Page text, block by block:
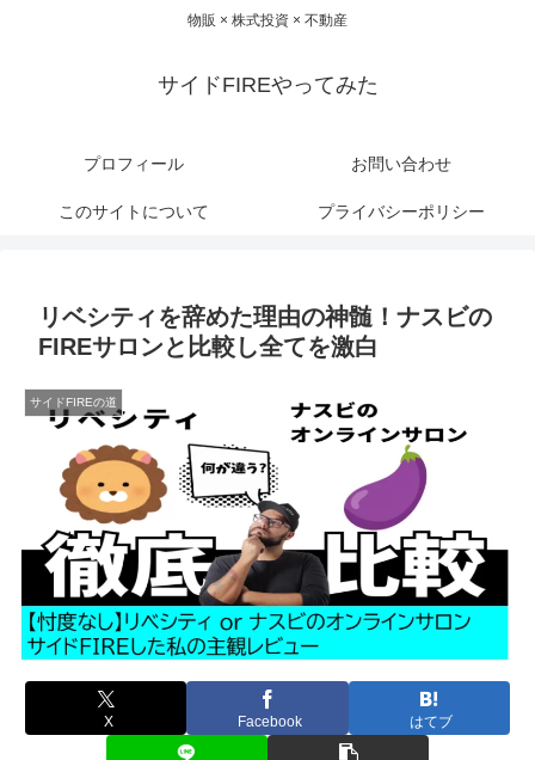
物販 × 株式投資 × 不動産
サイドFIREやってみた
プロフィール お問い合わせ
このサイトについて プライバシーポリシー
リベシティを辞めた理由の神髄！ナスビの
FIREサロンと比較し全てを激白
サイドFIREの道
X Facebook はてブ